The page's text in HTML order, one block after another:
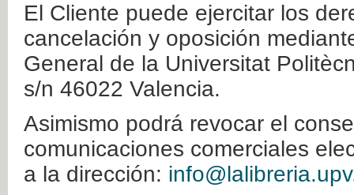
El Cliente puede ejercitar los
cancelación y oposición
General de la Universitat
s/n 46022 Valencia.
Asimismo podrá revocar el
comunicaciones comerciales
a la dirección: